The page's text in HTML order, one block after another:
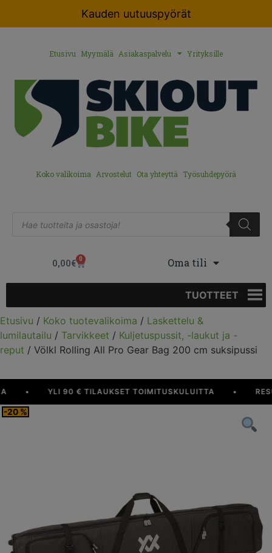
Kauden uutuuspyörät
Etusivu Myymälä Asiakaspalvelu Yrityksille
Koko valikoima Arvostelut Ota yhteyttä Työsuhdepyörä
0,00€ 0 Oma tili
TUOTTEET
Etusivu / Koko tuotevalikoima / Laskettelu &
lumilautailu / Tarvikkeet / Kuljetuspussit, -laukut ja -
reput / Völkl Rolling All Pro Gear Bag 200 cm suksipussi
YLI 90 € TILAUKSET TOIMITUSKULUITTA
-20 %